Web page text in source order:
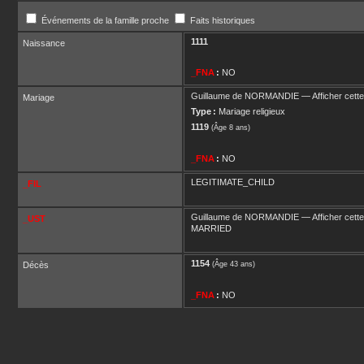
Événements de la famille proche Faits historiques
Naissance 1111
_FNA : NO
Mariage Guillaume de NORMANDIE —Afficher
Type : Mariage religieux
1119 (Âge 8 ans)
_FNA : NO
_FIL LEGITIMATE_CHILD
_UST Guillaume de NORMANDIE —Afficher
MARRIED
Décès 1154 (Âge 43 ans)
_FNA : NO